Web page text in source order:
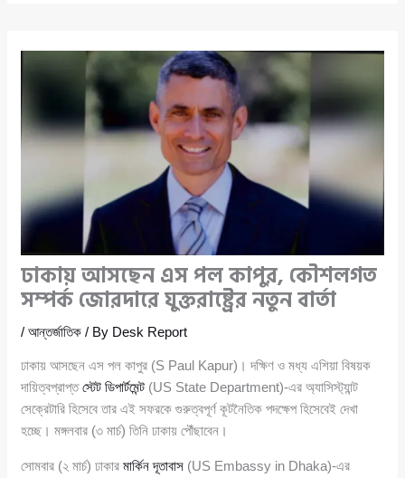
ঢাকায় আসছেন এস পল কাপুর, কৌশলগত
সম্পর্ক জোরদারে যুক্তরাষ্ট্রের নতুন বার্তা
/আন্তর্জাতিক / By Desk Report
ঢাকায় আসছেন এস পল কাপুর (S Paul Kapur)। দক্ষিণ ও মধ্য এশিয়া বিষয়ক
দায়িত্বপ্রাপ্তস্টেট ডিপার্টমেন্ট (US State Department)-এর অ্যাসিস্ট্যান্ট
সেক্রেটারি হিসেবে তার এই সফরকে গুরুত্বপূর্ণ কূটনৈতিক পদক্ষেপ হিসেবেই দেখা
হচ্ছে। মঙ্গলবার (৩ মার্চ) তিনি ঢাকায় পৌঁছাবেন।
সোমবার (২ মার্চ) ঢাকারমার্কিন দূতাবাস (US Embassy in Dhaka)-এর